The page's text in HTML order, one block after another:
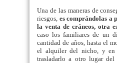
Una de las maneras de
riesgos, es comprándolas a
la venta de cráneos, otra
caso los familiares de un
cantidad de años, hasta el
el alquiler del nicho, y en
trasladarlo a otro lugar del